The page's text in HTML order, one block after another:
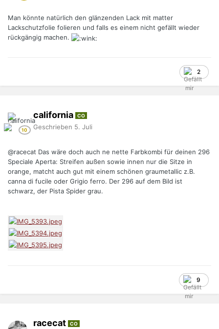
Man könnte natürlich den glänzenden Lack mit matter
Lackschutzfolie folieren und falls es einem nicht gefällt wieder
rückgängig machen.
2
california CO
Geschrieben 5. Juli
@racecat Das wäre doch auch ne nette Farbkombi für deinen 296
Speciale Aperta: Streifen außen sowie innen nur die Sitze in
orange, matcht auch gut mit einem schönen graumetallic z.B.
canna di fucile oder Grigio ferro. Der 296 auf dem Bild ist
schwarz, der Pista Spider grau.
9
racecat CO